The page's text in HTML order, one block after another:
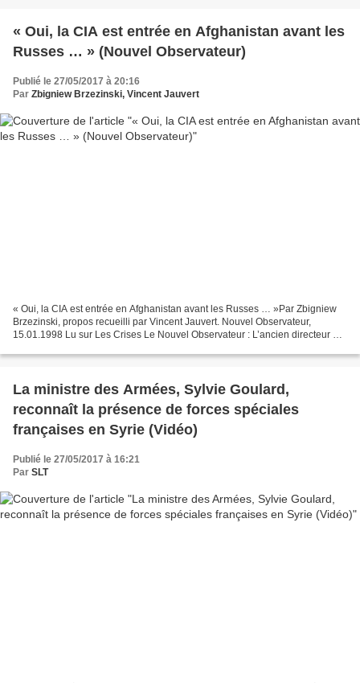
« Oui, la CIA est entrée en Afghanistan avant les
Russes … » (Nouvel Observateur)
Publié le 27/05/2017 à 20:16
Par Zbigniew Brzezinski, Vincent Jauvert
« Oui, la CIA est entrée en Afghanistan avant les Russes … »Par Zbigniew
Brzezinski, propos recueilli par Vincent Jauvert. Nouvel Observateur,
15.01.1998 Lu sur Les Crises Le Nouvel Observateur : L’ancien directeur de
La ministre des Armées, Sylvie Goulard,
reconnaît la présence de forces spéciales
françaises en Syrie (Vidéo)
Publié le 27/05/2017 à 16:21
Par SLT